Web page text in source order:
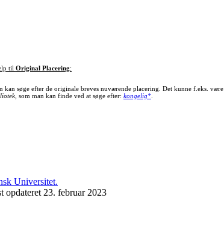
til Original Placering:
kan søge efter de originale breves nuværende placering. Det kunne f.eks. være
, som man kan finde ved at søge efter: kongelig*.
opdateret 23. februar 2023